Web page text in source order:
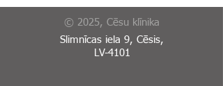
© 2025, Cēsu klīnika
Slimnīcas iela 9, Cēsis,
LV-4101